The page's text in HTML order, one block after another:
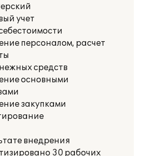
учет
персоналом, расчет
средств
основными
закупками
внедрения
30 рабочих